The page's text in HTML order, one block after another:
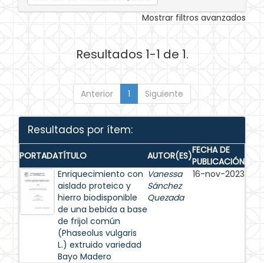
Mostrar filtros avanzados
Resultados 1-1 de 1.
Anterior 1 Siguiente
Resultados por ítem:
PORTADATÍTULO AUTOR(ES)FECHA DE
PUBLICACIÓN
Enriquecimiento con
aislado proteico y
hierro biodisponible
de una bebida a base
de frijol común
(Phaseolus vulgaris
L.) extruido variedad
Bayo Madero
Vanessa
Sánchez
Quezada
16-nov-2023